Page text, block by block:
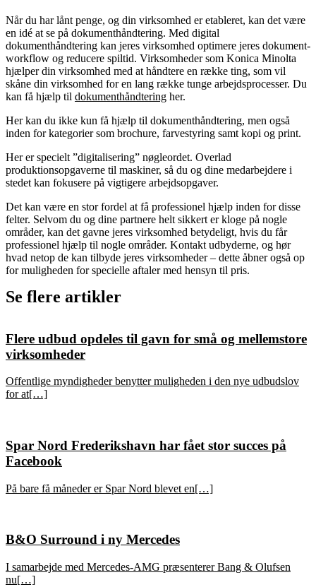
Når du har lånt penge, og din virksomhed er etableret, kan det være
en idé at se på dokumenthåndtering. Med digital
dokumenthåndtering kan jeres virksomhed optimere jeres dokument-
workflow og reducere spiltid. Virksomheder som Konica Minolta
hjælper din virksomhed med at håndtere en række ting, som vil
skåne din virksomhed for en lang række tunge arbejdsprocesser. Du
kan få hjælp til dokumenthåndtering her.
Her kan du ikke kun få hjælp til dokumenthåndtering, men også
inden for kategorier som brochure, farvestyring samt kopi og print.
Her er specielt ”digitalisering” nøgleordet. Overlad
produktionsopgaverne til maskiner, så du og dine medarbejdere i
stedet kan fokusere på vigtigere arbejdsopgaver.
Det kan være en stor fordel at få professionel hjælp inden for disse
felter. Selvom du og dine partnere helt sikkert er kloge på nogle
områder, kan det gavne jeres virksomhed betydeligt, hvis du får
professionel hjælp til nogle områder. Kontakt udbyderne, og hør
hvad netop de kan tilbyde jeres virksomheder – dette åbner også op
for muligheden for specielle aftaler med hensyn til pris.
Se flere artikler
Flere udbud opdeles til gavn for små og mellemstore
virksomheder
Offentlige myndigheder benytter muligheden i den nye udbudslov
for at[…]
Spar Nord Frederikshavn har fået stor succes på
Facebook
På bare få måneder er Spar Nord blevet en[…]
B&O Surround i ny Mercedes
I samarbejde med Mercedes-AMG præsenterer Bang & Olufsen
nu[…]